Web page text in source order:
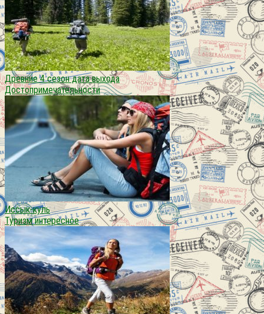
Древние 4 сезон дата выхода
Достопримечательности
Иссык-куль
Туризм интересное